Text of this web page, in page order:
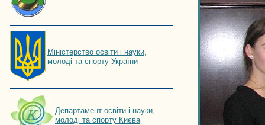
Мiнiстерство освiти і науки,
молоді та спорту України
Департамент освіти і науки,
молоді та спорту Києва